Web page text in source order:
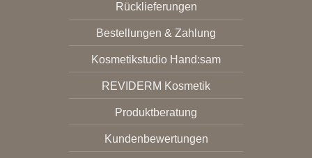
Rücklieferungen
Bestellungen & Zahlung
Kosmetikstudio Hand:sam
REVIDERM Kosmetik
Produktberatung
Kundenbewertungen